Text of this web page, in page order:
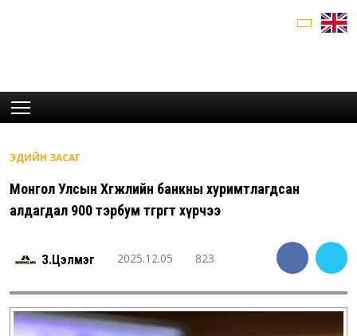
ЭДИЙН ЗАСАГ
Монгол Улсын Хөгжлийн банкны хуримтлагдсан
алдагдал 900 тэрбум төгрөгт хүрчээ
З.Цэлмэг 2025.12.05 823